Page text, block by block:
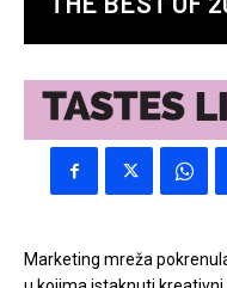
Marketing mreža